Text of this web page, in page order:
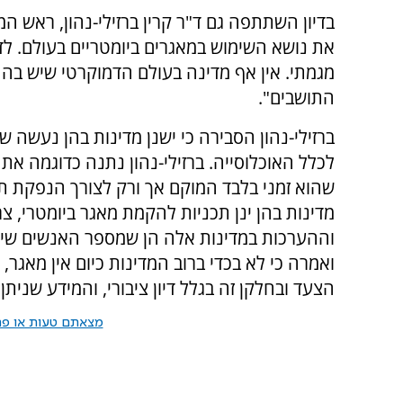
בדיון השתתפה גם ד"ר קרין ברזילי-נהון, ראש
את נושא השימוש במאגרים ביומטריים בעולם.
מגמתי. אין אף מדינה בעולם הדמוקרטי שיש
התושבים".
ברזילי-נהון הסבירה כי ישנן מדינות בהן
לכלל האוכלוסייה. ברזילי-נהון נתנה כדוגמה
שהוא זמני בלבד המוקם אך ורק לצורך הנפקת
מדינות בהן ינן תכניות להקמת מאגר
וההערכות במדינות אלה הן שמספר האנשים
ואמרה כי לא בכדי ברוב המדינות כיום אין
הצעד ובחלקן זה בגלל דיון ציבורי, והמידע
מצאתם טעות או